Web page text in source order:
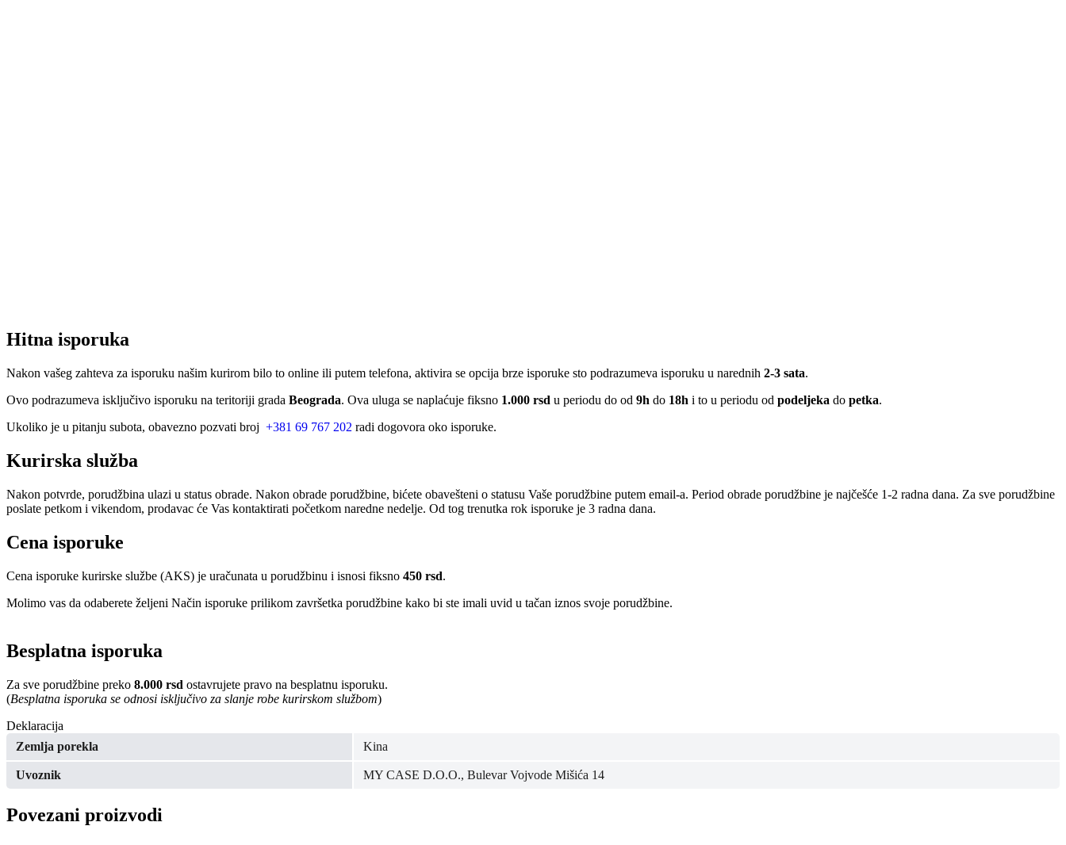
Hitna isporuka
Nakon vašeg zahteva za isporuku našim kurirom bilo to online ili putem telefona, aktivira se opcija brze isporuke sto podrazumeva isporuku u narednih 2-3 sata.
Ovo podrazumeva isključivo isporuku na teritoriji grada Beograda. Ova uluga se naplaćuje fiksno 1.000 rsd u periodu do od 9h do 18h i to u periodu od podeljeka do petka.
Ukoliko je u pitanju subota, obavezno pozvati broj +381 69 767 202 radi dogovora oko isporuke.
Kurirska služba
Nakon potvrde, porudžbina ulazi u status obrade. Nakon obrade porudžbine, bićete obavešteni o statusu Vaše porudžbine putem email-a. Period obrade porudžbine je najčešće 1-2 radna dana. Za sve porudžbine
poslate petkom i vikendom, prodavac će Vas kontaktirati početkom naredne nedelje. Od tog trenutka rok isporuke je 3 radna dana.
Cena isporuke
Cena isporuke kurirske službe (AKS) je uračunata u porudžbinu i isnosi fiksno 450 rsd.
Molimo vas da odaberete željeni Način isporuke prilikom završetka porudžbine kako bi ste imali uvid u tačan iznos svoje porudžbine.
Besplatna isporuka
Za sve porudžbine preko 8.000 rsd ostavrujete pravo na besplatnu isporuku.
(Besplatna isporuka se odnosi isključivo za slanje robe kurirskom službom)
Deklaracija
Zemlja porekla
Kina
Uvoznik MY CASE D.O.O., Bulevar Vojvode Mišića 14
Povezani proizvodi